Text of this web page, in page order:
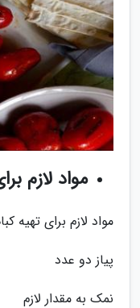
مواد لازم
مواد لازم برای تهیه
پیاز دو عدد
نمک به مقدار لازم